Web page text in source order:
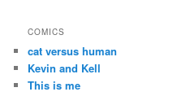
COMICS
cat versus human
Kevin and Kell
This is me